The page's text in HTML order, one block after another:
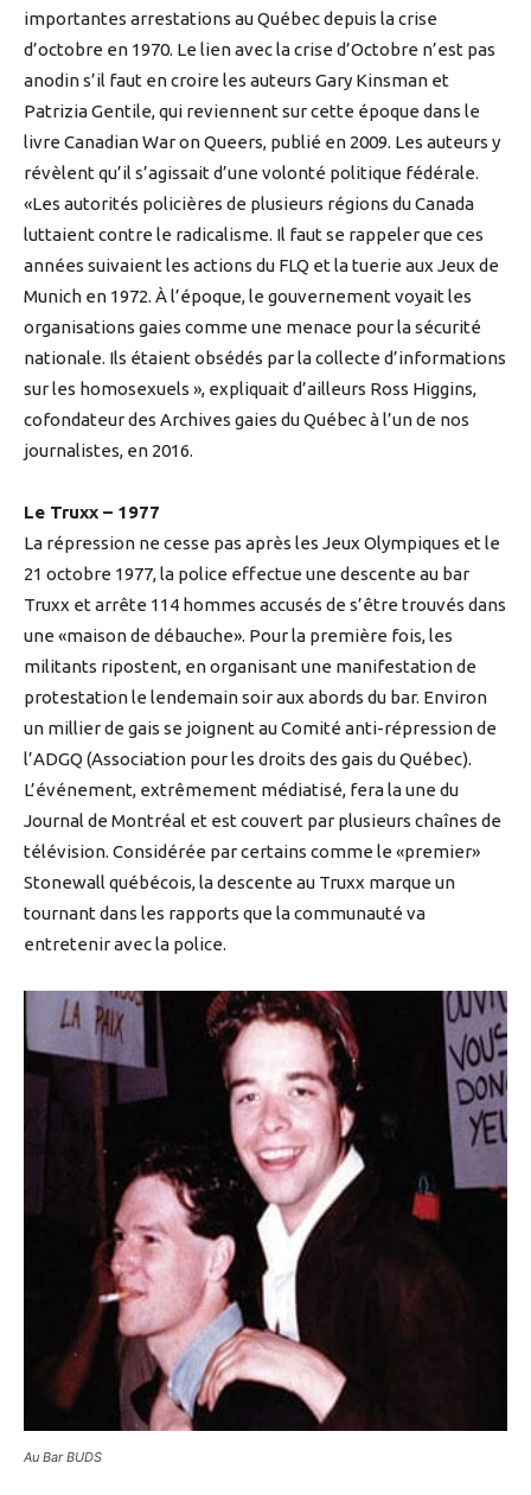
importantes arrestations au Québec depuis la crise
d’octobre en 1970. Le lien avec la crise d’Octobre n’est pas
anodin s’il faut en croire les auteurs Gary Kinsman et
Patrizia Gentile, qui reviennent sur cette époque dans le
livre Canadian War on Queers, publié en 2009. Les auteurs y
révèlent qu’il s’agissait d’une volonté politique fédérale.
«Les autorités policières de plusieurs régions du Canada
luttaient contre le radicalisme. Il faut se rappeler que ces
années suivaient les actions du FLQ et la tuerie aux Jeux de
Munich en 1972. À l’époque, le gouvernement voyait les
organisations gaies comme une menace pour la sécurité
nationale. Ils étaient obsédés par la collecte d’informations
sur les homosexuels », expliquait d’ailleurs Ross Higgins,
cofondateur des Archives gaies du Québec à l’un de nos
journalistes, en 2016.
Le Truxx – 1977
La répression ne cesse pas après les Jeux Olympiques et le
21 octobre 1977, la police effectue une descente au bar
Truxx et arrête 114 hommes accusés de s’être trouvés dans
une «maison de débauche». Pour la première fois, les
militants ripostent, en organisant une manifestation de
protestation le lendemain soir aux abords du bar. Environ
un millier de gais se joignent au Comité anti-répression de
l’ADGQ (Association pour les droits des gais du Québec).
L’événement, extrêmement médiatisé, fera la une du
Journal de Montréal et est couvert par plusieurs chaînes de
télévision. Considérée par certains comme le «premier»
Stonewall québécois, la descente au Truxx marque un
tournant dans les rapports que la communauté va
entretenir avec la police.
Au Bar BUDS